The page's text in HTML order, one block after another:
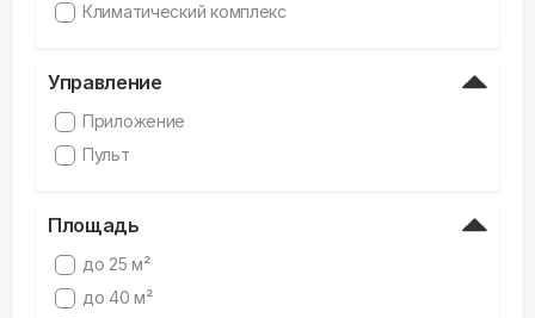
Климатический комплекс
Управление
Приложение
Пульт
Площадь
до 25 м²
до 40 м²